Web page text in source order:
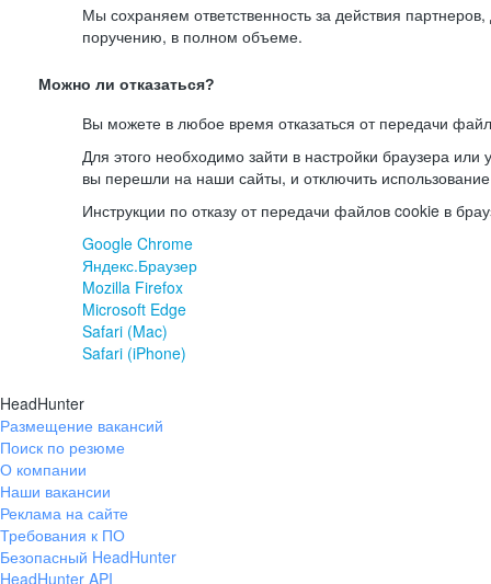
Мы сохраняем ответственность за действия
поручению, в полном объеме.
Можно ли отказаться?
Вы можете в любое время отказаться от передачи
Для этого необходимо зайти в настройки браузера или
вы перешли на наши сайты, и отключить
Инструкции по отказу от передачи файлов cookie в
Google Chrome
Яндекс.Браузер
Mozilla Firefox
Microsoft Edge
Safari (Mac)
Safari (iPhone)
HeadHunter
Размещение вакансий
Поиск по резюме
О компании
Наши вакансии
Реклама на сайте
Требования к ПО
Безопасный HeadHunter
HeadHunter API